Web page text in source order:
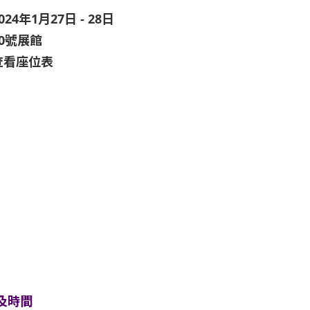
年1月27日 - 28日
號展館
看座位表
時間